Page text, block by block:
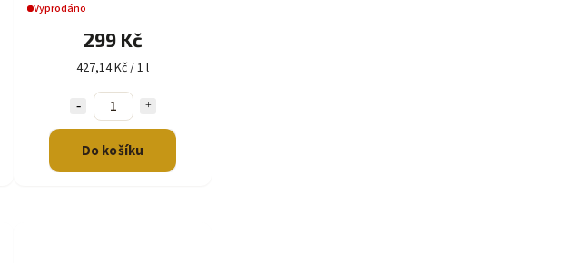
Vyprodáno
299 Kč
427,14 Kč / 1 l
Do košíku